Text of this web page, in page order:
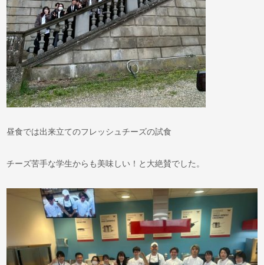
昼食では出来立てのフレッシュチーズの試食
チーズ苦手な学生からも美味しい！と大絶賛でした。